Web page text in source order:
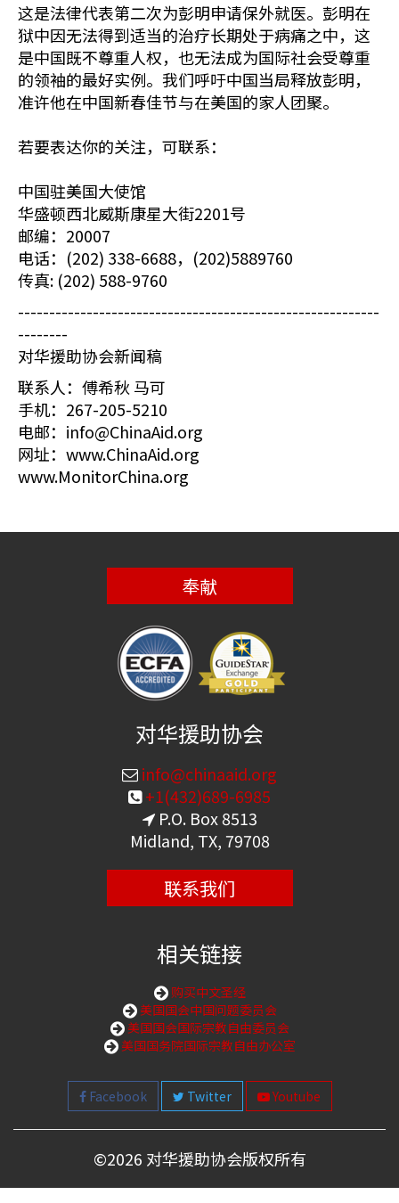
这是法律代表第二次为彭明申请保外就医。彭明在
狱中因无法得到适当的治疗长期处于病痛之中，这
是中国既不尊重人权，也无法成为国际社会受尊重
的领袖的最好实例。我们呼吁中国当局释放彭明，
准许他在中国新春佳节与在美国的家人团聚。
若要表达你的关注，可联系：
中国驻美国大使馆
华盛顿西北威斯康星大街2201号
邮编：20007
电话：(202) 338-6688，(202)5889760
传真: (202) 588-9760
----------------------------------------------------------
--------
对华援助协会新闻稿
联系人：傅希秋 马可
手机：267-205-5210
电邮：info@ChinaAid.org
网址：www.ChinaAid.org
www.MonitorChina.org
奉献
对华援助协会
info@chinaaid.org
+1(432)689-6985
P.O. Box 8513
Midland, TX, 79708
联系我们
相关链接
购买中文圣经
美国国会中国问题委员会
美国国会国际宗教自由委员会
美国国务院国际宗教自由办公室
Facebook Twitter Youtube
©2026 对华援助协会版权所有